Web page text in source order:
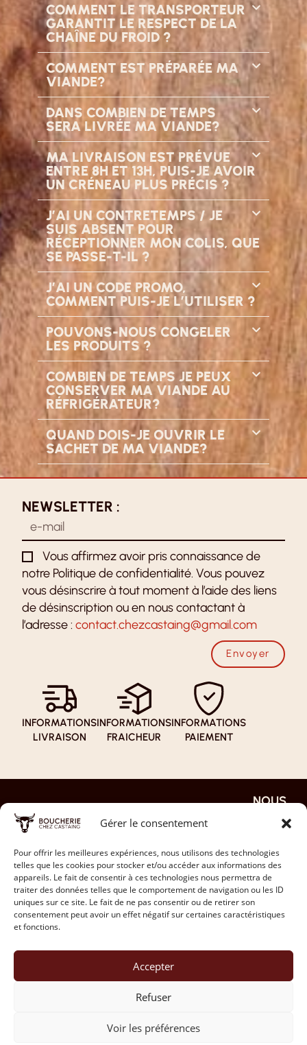
Gérer le consentement
Pour offrir les meilleures expériences, nous utilisons des technologies
telles que les cookies pour stocker et/ou accéder aux informations des
appareils. Le fait de consentir à ces technologies nous permettra de
traiter des données telles que le comportement de navigation ou les ID
uniques sur ce site. Le fait de ne pas consentir ou de retirer son
consentement peut avoir un effet négatif sur certaines caractéristiques
et fonctions.
Accepter
Refuser
Voir les préférences
COMMENT LE TRANSPORTEUR
GARANTIT LE RESPECT DE LA
CHAÎNE DU FROID ?
COMMENT EST PRÉPARÉE MA
VIANDE?
DANS COMBIEN DE TEMPS
SERA LIVRÉE MA VIANDE?
MA LIVRAISON EST PRÉVUE
ENTRE 8H ET 13H, PUIS-JE AVOIR
UN CRÉNEAU PLUS PRÉCIS ?
J’AI UN CONTRETEMPS / JE
SUIS ABSENT POUR
RÉCEPTIONNER MON COLIS, QUE
SE PASSE-T-IL ?
J’AI UN CODE PROMO,
COMMENT PUIS-JE L’UTILISER ?
POUVONS-NOUS CONGELER
LES PRODUITS ?
COMBIEN DE TEMPS JE PEUX
CONSERVER MA VIANDE AU
RÉFRIGÉRATEUR?
QUAND DOIS-JE OUVRIR LE
SACHET DE MA VIANDE?
NEWSLETTER :
Vous affirmez avoir pris connaissance de
notre Politique de confidentialité. Vous pouvez
vous désinscrire à tout moment à l’aide des liens
de désinscription ou en nous contactant à
l’adresse :contact.chezcastaing@gmail.com
Envoyer
INFORMATIONS
LIVRAISON
INFORMATIONS
FRAICHEUR
INFORMATIONS
PAIEMENT
PAGES
NOTRE
HISTOIRE
CONTACT
BOUTI
NOS
VIANDES
MON
PANIER
SAVOI
LA FAQ
NOS
PARTENAIRES
LES AVIS
NOUS
DÉPOSE
MON CV
INSTAGRAM
TIKTOK
–POLITIQUE DE CONFIENTIALITÉ